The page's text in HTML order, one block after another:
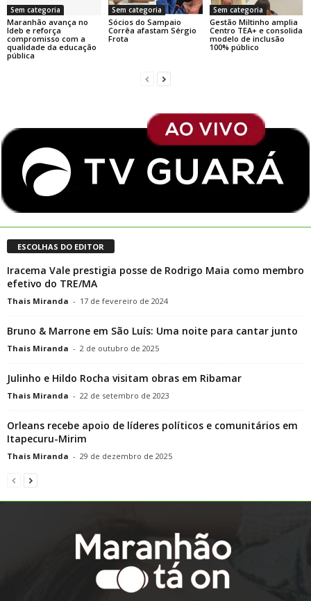
Sem categoria
Maranhão avança no
Ideb e reforça
compromisso com a
qualidade da educação
pública
Sem categoria
Sócios do Sampaio
Corrêa afastam Sérgio
Frota
Sem categoria
Gestão Miltinho amplia
Centro TEA+ e consolida
modelo de inclusão
100% público
ESCOLHAS DO EDITOR
Iracema Vale prestigia posse de Rodrigo Maia como membro
efetivo do TRE/MA
Thais Miranda - 17 de fevereiro de 2024
Bruno & Marrone em São Luís: Uma noite para cantar junto
Thais Miranda - 2 de outubro de 2025
Julinho e Hildo Rocha visitam obras em Ribamar
Thais Miranda - 22 de setembro de 2023
Orleans recebe apoio de líderes políticos e comunitários em
Itapecuru-Mirim
Thais Miranda - 29 de dezembro de 2025